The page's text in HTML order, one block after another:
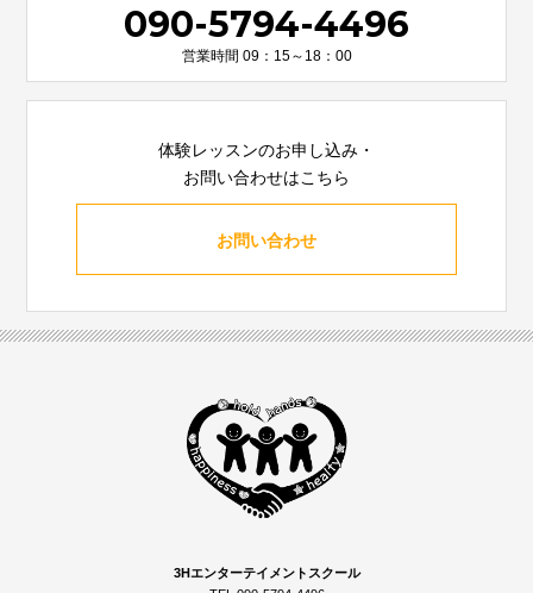
090-5794-4496
営業時間 09：15～18：00
体験レッスンのお申し込み・
お問い合わせはこちら
お問い合わせ
3Hエンターテイメントスクール